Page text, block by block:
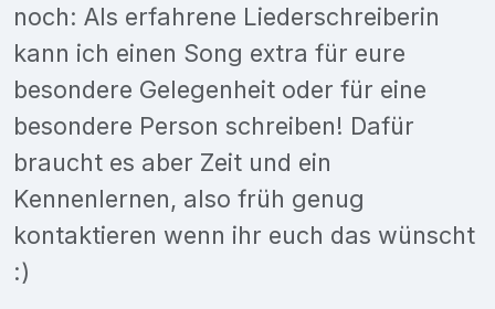
noch: Als erfahrene Liederschreiberin
kann ich einen Song extra für eure
besondere Gelegenheit oder für eine
besondere Person schreiben! Dafür
braucht es aber Zeit und ein
Kennenlernen, also früh genug
kontaktieren wenn ihr euch das wünscht
:)